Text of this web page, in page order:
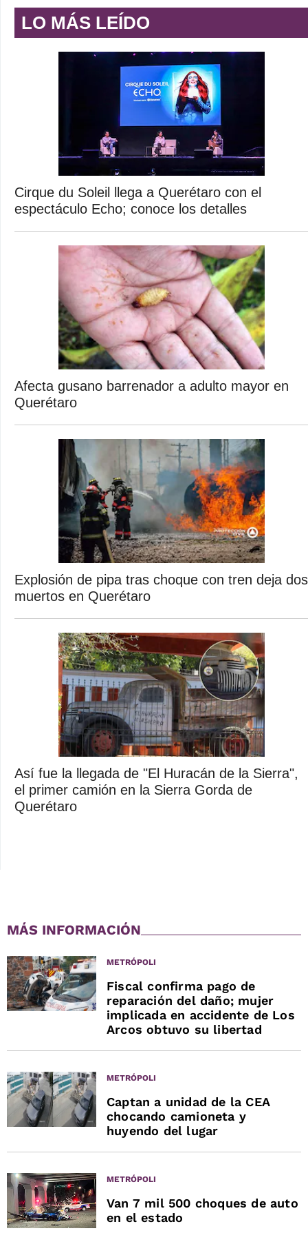
LO MÁS LEÍDO
Cirque du Soleil llega a Querétaro con el
espectáculo Echo; conoce los detalles
Afecta gusano barrenador a adulto mayor en
Querétaro
Explosión de pipa tras choque con tren deja dos
muertos en Querétaro
Así fue la llegada de "El Huracán de la Sierra",
el primer camión en la Sierra Gorda de
Querétaro
MÁS INFORMACIÓN
METRÓPOLI
Fiscal confirma pago de
reparación del daño; mujer
implicada en accidente de Los
Arcos obtuvo su libertad
METRÓPOLI
Captan a unidad de la CEA
chocando camioneta y
huyendo del lugar
METRÓPOLI
Van 7 mil 500 choques de auto
en el estado